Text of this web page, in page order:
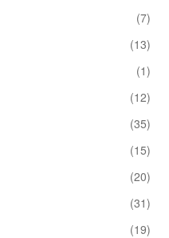
(7)
(13)
(1)
(12)
(35)
(15)
(20)
(31)
(19)